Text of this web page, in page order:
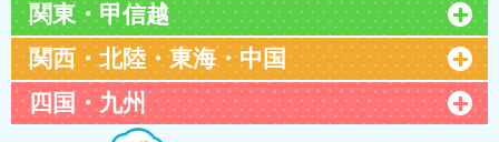
関東・甲信越
関西・北陸・東海・中国
四国・九州